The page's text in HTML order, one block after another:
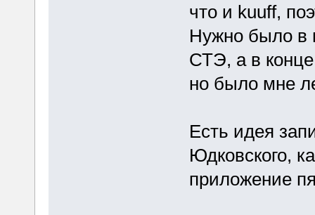
что и kuuff,
Нужно было в
СТЭ, а в конце
но было мне
Есть идея
Юдковского,
приложение